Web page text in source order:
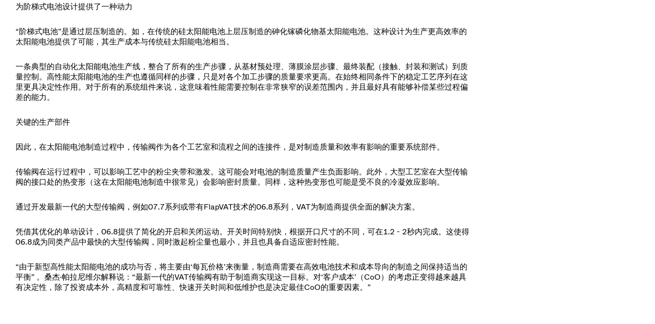
为阶梯式电池设计提供了一种动力
“阶梯式电池”是通过层压制造的。如，在传统的硅太阳能电池上层压制造的砷化镓磷化物基太阳能电池。这种设计为生产更高效率的
太阳能电池提供了可能，其生产成本与传统硅太阳能电池相当。
一条典型的自动化太阳能电池生产线，整合了所有的生产步骤，从基材预处理、薄膜涂层步骤、最终装配（接触、封装和测试）到质
量控制。高性能太阳能电池的生产也遵循同样的步骤，只是对各个加工步骤的质量要求更高。在始终相同条件下的稳定工艺序列在这
里更具决定性作用。对于所有的系统组件来说，这意味着性能需要控制在非常狭窄的误差范围内，并且最好具有能够补偿某些过程偏
差的能力。
关键的生产部件
因此，在太阳能电池制造过程中，传输阀作为各个工艺室和流程之间的连接件，是对制造质量和效率有影响的重要系统部件。
传输阀在运行过程中，可以影响工艺中的粉尘夹带和激发。这可能会对电池的制造质量产生负面影响。此外，大型工艺室在大型传输
阀的接口处的热变形（这在太阳能电池制造中很常见）会影响密封质量。同样，这种热变形也可能是受不良的冷凝效应影响。
通过开发最新一代的大型传输阀，例如07.7系列或带有FlapVAT技术的06.8系列，VAT为制造商提供全面的解决方案。
凭借其优化的单动设计，06.8提供了简化的开启和关闭运动。开关时间特别快，根据开口尺寸的不同，可在1.2 - 2秒内完成。这使得
06.8成为同类产品中最快的大型传输阀，同时激起粉尘量也最小，并且也具备自适应密封性能。
“由于新型高性能太阳能电池的成功与否，将主要由‘每瓦价格’来衡量，制造商需要在高效电池技术和成本导向的制造之间保持适当的
平衡” 。桑杰·帕拉尼维尔解释说：“最新一代的VAT传输阀有助于制造商实现这一目标。对‘客户成本’（CoO）的考虑正变得越来越具
有决定性，除了投资成本外，高精度和可靠性、快速开关时间和低维护也是决定最佳CoO的重要因素。”